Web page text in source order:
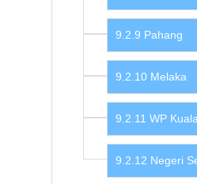
Pahang
Melaka
WP
Negeri